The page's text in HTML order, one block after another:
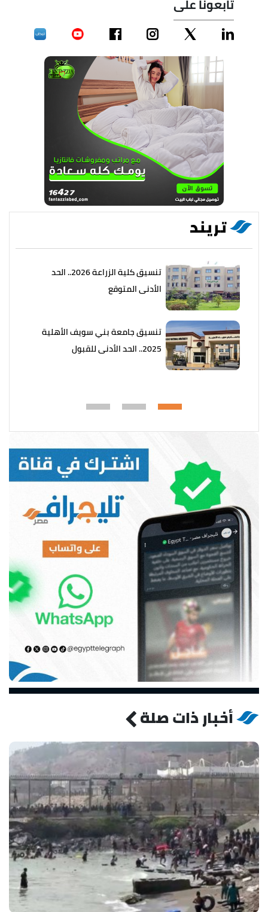
تريند
تنسيق كلية الزراعة 2026.. الحد
الأدنى المتوقع
تنسيق جامعة بني سويف الأهلية
2025.. الحد الأدنى للقبول
أخبار ذات صلة